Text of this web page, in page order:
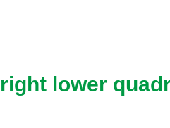
lower